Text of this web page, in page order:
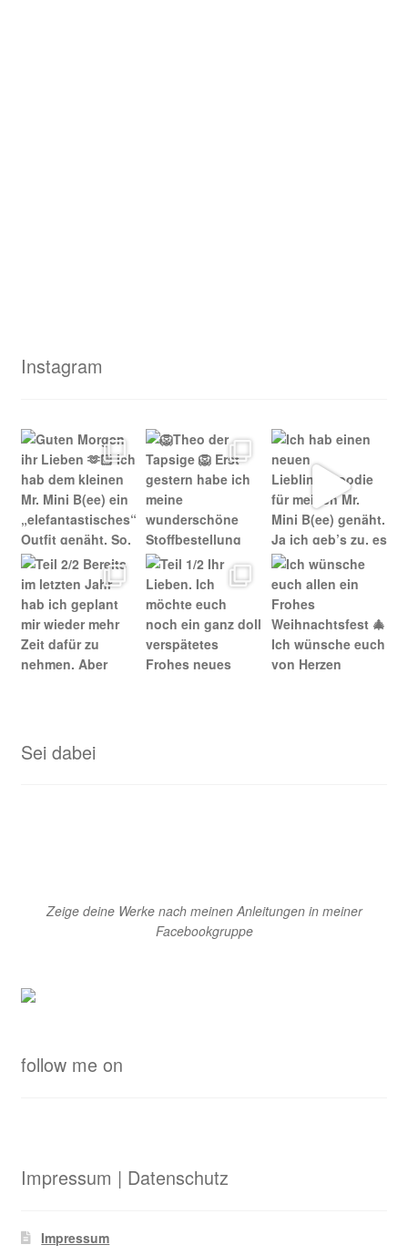
Instagram
Sei dabei
Zeige deine Werke nach meinen Anleitungen in meiner
Facebookgruppe
follow me on
Impressum | Datenschutz
Impressum